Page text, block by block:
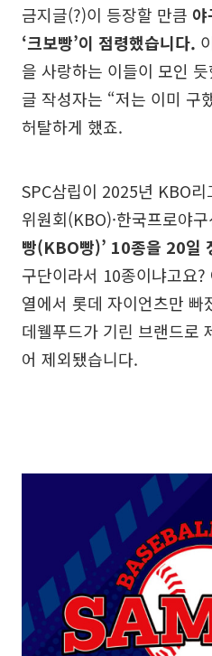
금지글(?)이 등장할 만큼
‘크보빵’이 점령했습니다.
을 사랑하는 이들이 모인
글 작성자는 “저는 이미 구
허탈하게 했죠.
SPC삼립이 2025년 KBO
위원회(KBO)·한국프로야
빵(KBO빵)’ 10종을 20일
구단이라서 10종이냐고요?
열에서 롯데 자이언츠만
데웰푸드가 기린 브랜드로
어 제외됐습니다.